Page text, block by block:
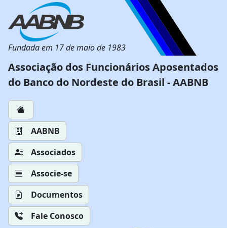
Fundada em 17 de maio de 1983
Associação dos Funcionários Aposentados
do Banco do Nordeste do Brasil - AABNB
AABNB
Associados
Associe-se
Documentos
Fale Conosco